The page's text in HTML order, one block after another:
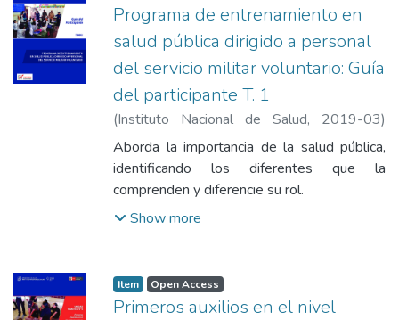
Programa de entrenamiento en
salud pública dirigido a personal
del servicio militar voluntario: Guía
del participante T. 1
(Instituto Nacional de Salud, 2019-03)
Minchan Calderón, Alicia;Vásquez León,
Blanca Gladys
Vásquez Arangoitia, Claudia
Liliana;Moreno Gutiérrez, Diamantina Lorgia
Arteaga, Norka Hilda
Aborda la importancia de la salud pública,
identificando los diferentes que la
comprenden y diferencie su rol.
Show more
Item Open Access
Primeros auxilios en el nivel